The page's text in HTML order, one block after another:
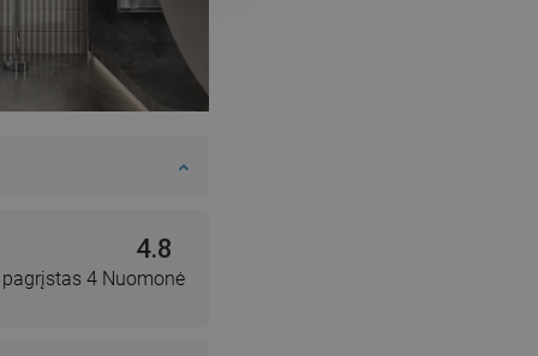
4.8
4 Nuomonė
FINNISH